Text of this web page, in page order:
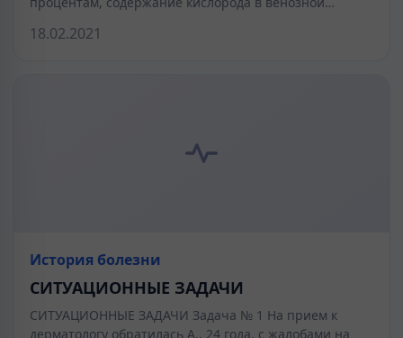
18.02.2021
История болезни
СИТУАЦИОННЫЕ ЗАДАЧИ
СИТУАЦИОННЫЕ ЗАДАЧИ Задача № 1 На прием к
дерматологу обратилась А., 24 года, с жалобами на